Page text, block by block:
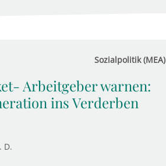
Sozialpolitik (MEA)
Arbeitgeber warnen:
ins Verderben
D.